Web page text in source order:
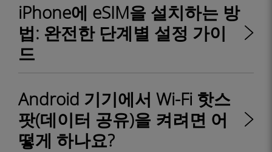
iPhone에 eSIM을 설치하는 방
법: 완전한 단계별 설정 가이
드
Android 기기에서 Wi-Fi 핫스
팟(데이터 공유)을 켜려면 어
떻게 하나요?